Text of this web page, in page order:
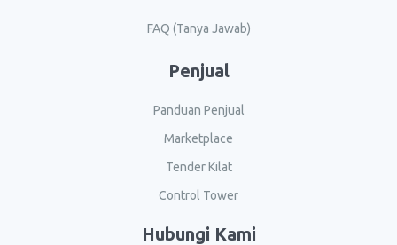
FAQ (Tanya Jawab)
Penjual
Panduan Penjual
Marketplace
Tender Kilat
Control Tower
Hubungi Kami